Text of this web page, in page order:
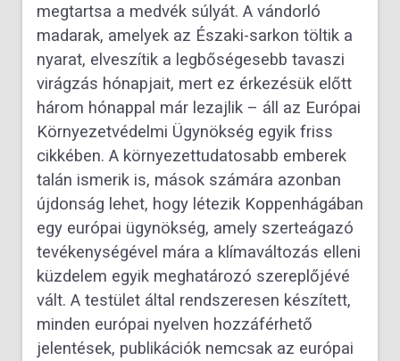
megtartsa a medvék súlyát. A vándorló
madarak, amelyek az Északi-sarkon töltik a
nyarat, elveszítik a legbőségesebb tavaszi
virágzás hónapjait, mert ez érkezésük előtt
három hónappal már lezajlik – áll az Európai
Környezetvédelmi Ügynökség egyik friss
cikkében. A környezettudatosabb emberek
talán ismerik is, mások számára azonban
újdonság lehet, hogy létezik Koppenhágában
egy európai ügynökség, amely szerteágazó
tevékenységével mára a klímaváltozás elleni
küzdelem egyik meghatározó szereplőjévé
vált. A testület által rendszeresen készített,
minden európai nyelven hozzáférhető
jelentések, publikációk nemcsak az európai